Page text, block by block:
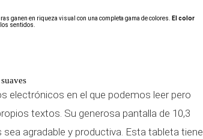
ganen en riqueza visual con una completa gama de colores.
El color
sentidos.
electrónicos en el que podemos leer pero
textos. Su generosa pantalla de 10,3
agradable y productiva. Esta tableta tiene